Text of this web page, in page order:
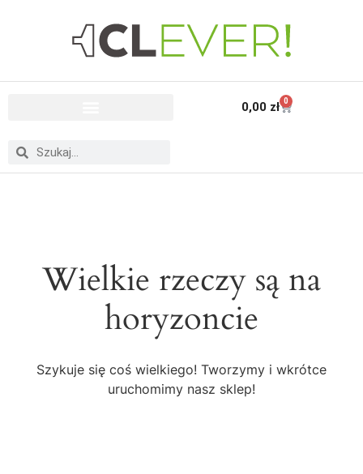
0,00 zł 0
Wielkie rzeczy są na
horyzoncie
Szykuje się coś wielkiego! Tworzymy i wkrótce
uruchomimy nasz sklep!